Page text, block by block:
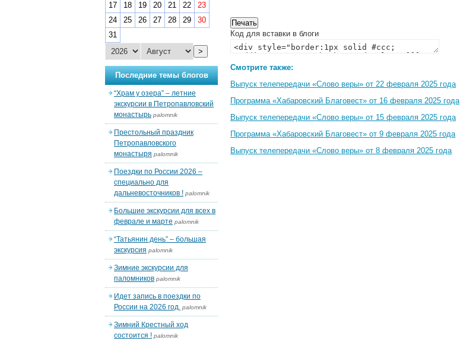
Код для вставки в блоги
Смотрите также:
Выпуск телепередачи «Слово веры» от 22 февраля 2025 года
Программа «Хабаровский Благовест» от 16 февраля 2025 года
Выпуск телепередачи «Слово веры» от 15 февраля 2025 года
Программа «Хабаровский Благовест» от 9 февраля 2025 года
Выпуск телепередачи «Слово веры» от 8 февраля 2025 года
17
18 19 20 21 22
23
24
25 26 27 28 29
30
31
>
Последние темы блогов
“Храм у озера” – летние
экскурсии в Петропавловский
монастырь palomnik
Престольный праздник
Петропавловского
монастыря palomnik
Поездки по России 2026 –
специально для
дальневосточников ! palomnik
Большие экскурсии для всех в
феврале и марте palomnik
“Татьянин день” – большая
экскурсия palomnik
Зимние экскурсии для
паломников palomnik
Идет запись в поездки по
России на 2026 год. palomnik
Зимний Крестный ход
состоится ! palomnik